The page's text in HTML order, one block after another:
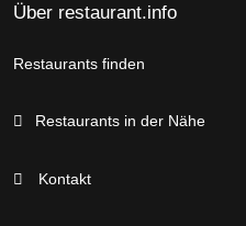
Über restaurant.info
Restaurants finden
Restaurants in der Nähe
Kontakt